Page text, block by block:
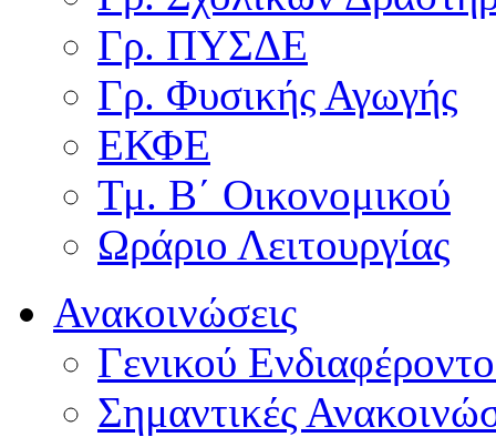
Γρ. ΠΥΣΔΕ
Γρ. Φυσικής Αγωγής
ΕΚΦΕ
Τμ. Β΄ Οικονομικού
Ωράριο Λειτουργίας
Ανακοινώσεις
Γενικού
Σημαντικές